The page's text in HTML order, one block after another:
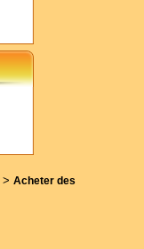
> Acheter des